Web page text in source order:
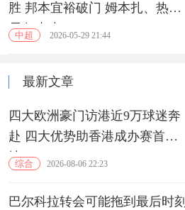
胜 邦本宜裕破门 姆本扎、热菲
尼奥建功
中超 2026-05-29 21:44
最新文章
四大欧洲豪门访港近9万球迷奔
赴 四大优势助香港成办赛首选
地综合 2026-08-06 22:23
巴尔科拉转会可能拖到最后时刻